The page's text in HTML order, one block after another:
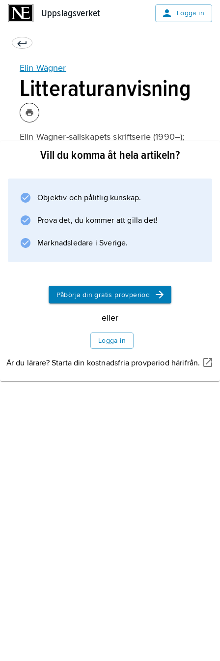
Uppslagsverket Logga in
Elin Wägner
Litteraturanvisning
Elin Wägner-sällskapets skriftserie (1990–);
Vill du komma åt hela artikeln?
Objektiv och pålitlig kunskap.
Prova det, du kommer att gilla det!
Marknadsledare i Sverige.
Påbörja din gratis provperiod
eller
Logga in
Är du lärare? Starta din kostnadsfria provperiod härifrån.